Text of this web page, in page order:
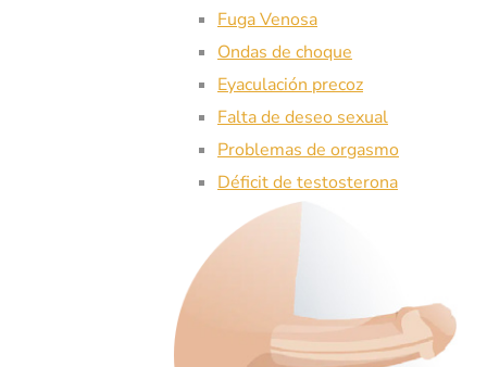
Fuga Venosa
Ondas de choque
Eyaculación precoz
Falta de deseo sexual
Problemas de orgasmo
Déficit de testosterona